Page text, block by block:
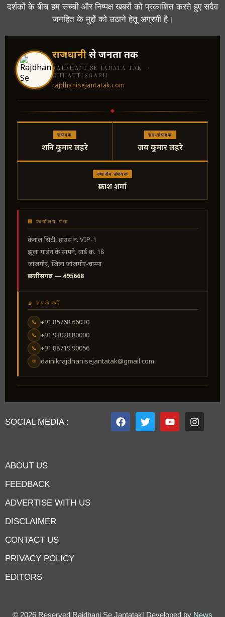
दर्शकों के बीच हम सच्ची और निष्पक्ष खबरों को प्रकाशित करते हुए सदैव
जनहित के मुद्दों को उठाने हेतू अग्रणी है।
राजधानीसे जनता तक
RAJDHANI SE JANATA TAK ·
CHHATTISGARH
rajdhanisejantatak.com
संपादक
शनि कुमार लहरे
सह-संपादक
जय कुमार लहरे
स्थानीय संपादक
प्रकाश शर्मा
🏢 कार्यालय पता
केनाल सिटी, हाउस नं. VIP-1
झूला गार्डन के सामने, वार्ड क्र. 18
जांजगीर, जिला जांजगीर-चाम्पा
छत्तीसगढ़ — 495668
📡 संपर्क करें
📞 +91 85768 66030
📞 +91 93028 80000
📞 +91 88719 90056
✉ dainikrajdhanisejantatak@gmail.com
SOCIAL MEDIA :
ABOUT US
FEEDBACK
ADVERTISE WITH US
DISCLAIMER
CONTACT US
PRIVACY POLICY
EDITORS
© 2026 Reserved Rajdhani Se Jantatak| Developed by News